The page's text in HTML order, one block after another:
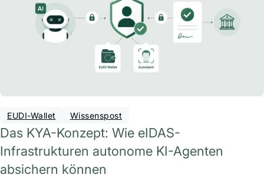
EUDI-Wallet Wissenspost
Das KYA-Konzept: Wie eIDAS-
Infrastrukturen autonome KI-Agenten
absichern können